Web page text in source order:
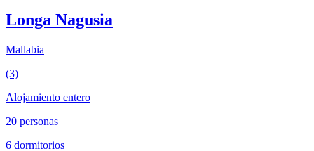
Longa Nagusia
Mallabia
(3)
Alojamiento entero
20 personas
6 dormitorios